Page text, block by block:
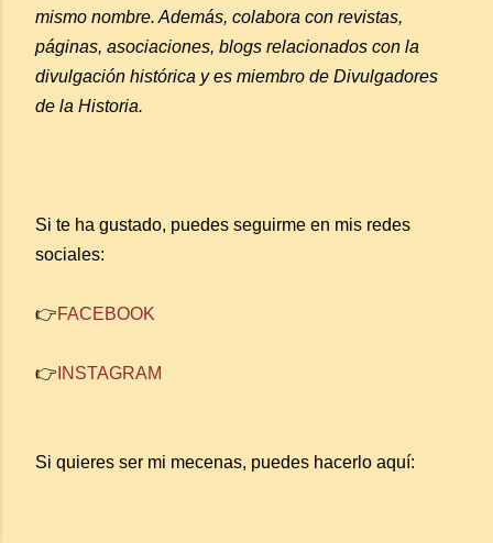
mismo nombre. Además, colabora con revistas,
páginas, asociaciones, blogs relacionados con la
divulgación histórica y es miembro de Divulgadores
de la Historia.
Si te ha gustado, puedes seguirme en mis redes
sociales:
👉FACEBOOK
👉 INSTAGRAM
Si quieres ser mi mecenas, puedes hacerlo aquí: